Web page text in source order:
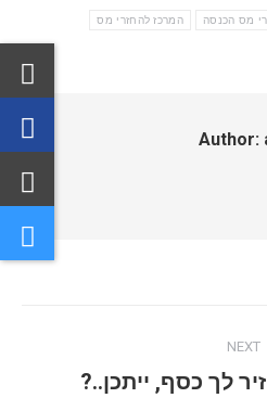
מס הכנסה המרכז להחזרי מס
Author:
NEXT
Next
לך כסף, ייתכן..?